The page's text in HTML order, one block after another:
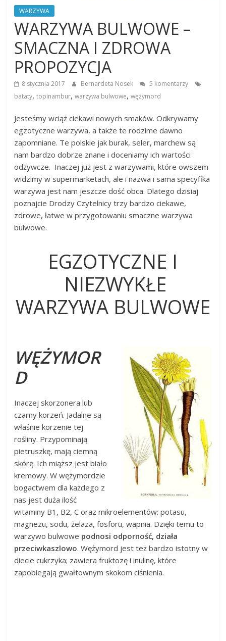
WARZYWA
WARZYWA BULWOWE –
SMACZNA I ZDROWA
PROPOZYCJA
8 stycznia 2017 Bernardeta Nosek
5 komentarzy
bataty,topinambur,warzywa bulwowe,wężymord
Jesteśmy wciąż ciekawi nowych smaków. Odkrywamy
egzotyczne warzywa, a także te rodzime dawno
zapomniane. Te polskie jak burak, seler, marchew są
nam bardzo dobrze znane i doceniamy ich wartości
odżywcze. Inaczej już jest z warzywami, które owszem
widzimy w supermarketach, ale i nazwa i sama specyfika
warzywa jest nam jeszcze dość obca. Dlatego dzisiaj
poznajcie Drodzy Czytelnicy trzy bardzo ciekawe,
zdrowe, łatwe w przygotowaniu smaczne warzywa
bulwowe.
EGZOTYCZNE I
NIEZWYKŁE
WARZYWA BULWOWE
WĘŻYMOR
D
Inaczej skorzonera lub
czarny korzeń. Jadalne są
właśnie korzenie tej
rośliny. Przypominają
pietruszkę, mają ciemną
skórę. Ich miąższ jest biało
kremowy. W wężymordzie
bogactwem dla każdego z
nas jest duża ilość
witaminy B1, B2, C oraz mikroelementów: potasu,
magnezu, sodu, żelaza, fosforu, wapnia. Dzięki temu to
warzywo bulwowe podnosi odporność, działa
przeciwkaszlowo. Wężymord jest też bardzo istotny w
diecie cukrzyka; zawiera fruktozę i inulinę, które
zapobiegają gwałtownym skokom ciśnienia.